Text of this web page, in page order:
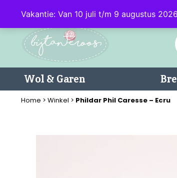
Vakantie: Van 10 juli t/m 9 augustus
Wol & Garen
Home > Winkel > Phildar Phil Caresse – Ecru